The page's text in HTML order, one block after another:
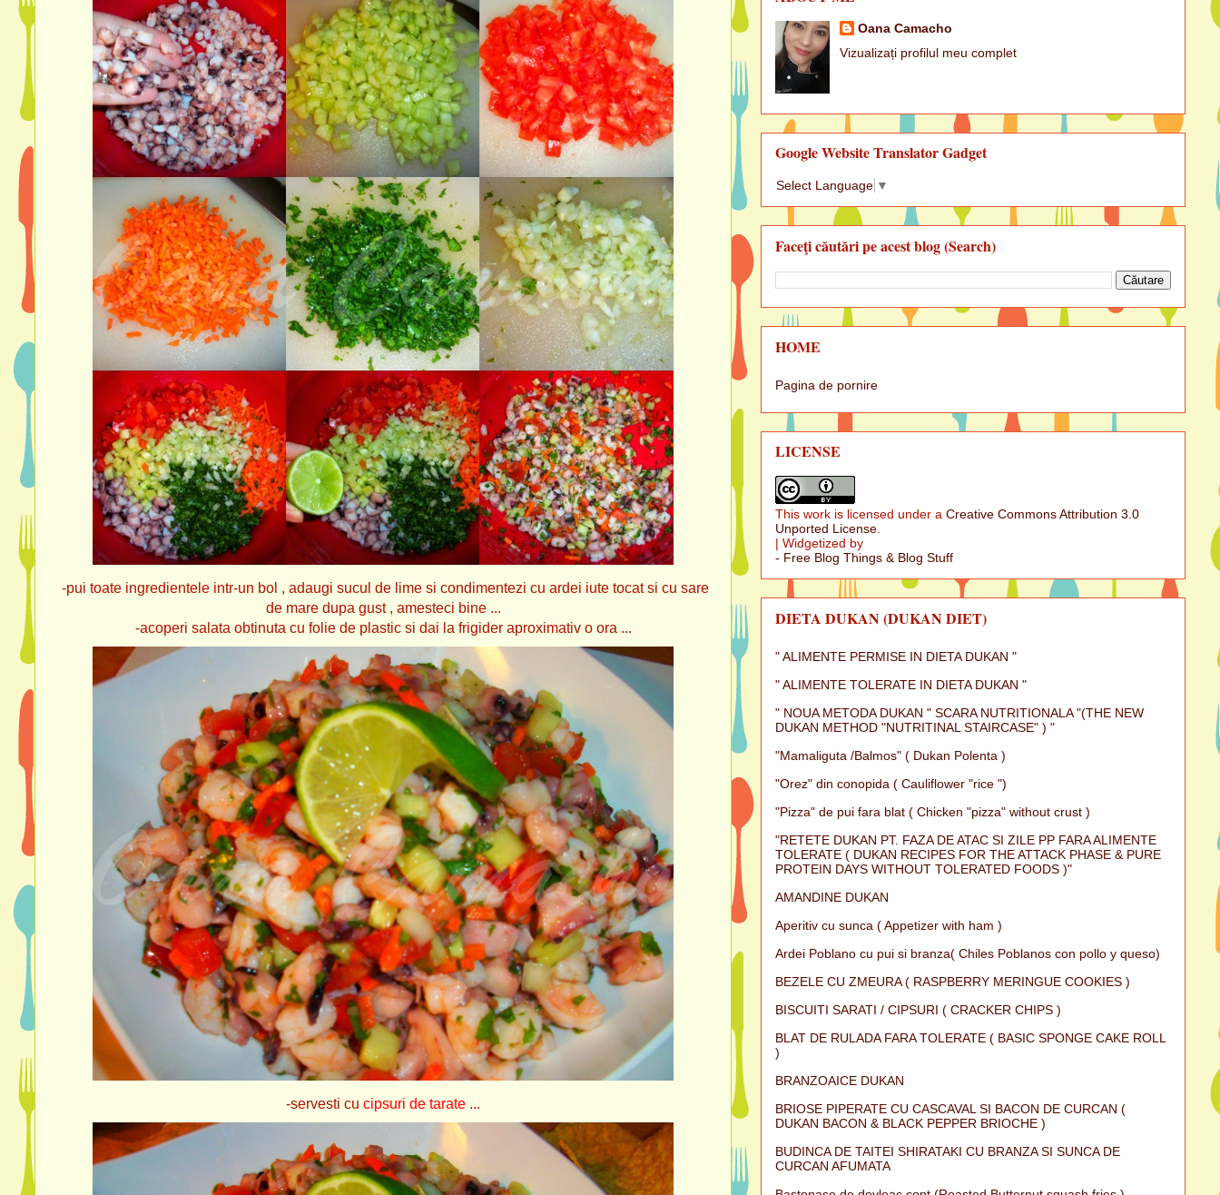
-pui toate ingredientele intr-un bol , adaugi sucul de lime si condimentezi cu ardei iute tocat si cu sare
de mare dupa gust , amesteci bine ...
-acoperi salata obtinuta cu folie de plastic si dai la frigider aproximativ o ora ...
-servesti cu cipsuri de tarate ...
Oana Camacho
Vizualizați profilul meu complet
Google Website Translator Gadget
Select Language ▼
Faceţi căutări pe acest blog (Search)
HOME
Pagina de pornire
LICENSE
This work is licensed under a Creative Commons Attribution 3.0
Unported License.
| Widgetized by
- Free Blog Things & Blog Stuff
DIETA DUKAN (DUKAN DIET)
" ALIMENTE PERMISE IN DIETA DUKAN "
" ALIMENTE TOLERATE IN DIETA DUKAN "
" NOUA METODA DUKAN " SCARA NUTRITIONALA "(THE NEW
DUKAN METHOD "NUTRITINAL STAIRCASE" ) "
"Mamaliguta /Balmos" ( Dukan Polenta )
"Orez" din conopida ( Cauliflower "rice ")
"Pizza" de pui fara blat ( Chicken "pizza" without crust )
"RETETE DUKAN PT. FAZA DE ATAC SI ZILE PP FARA ALIMENTE
TOLERATE ( DUKAN RECIPES FOR THE ATTACK PHASE & PURE
PROTEIN DAYS WITHOUT TOLERATED FOODS )"
AMANDINE DUKAN
Aperitiv cu sunca ( Appetizer with ham )
Ardei Poblano cu pui si branza( Chiles Poblanos con pollo y queso)
BEZELE CU ZMEURA ( RASPBERRY MERINGUE COOKIES )
BISCUITI SARATI / CIPSURI ( CRACKER CHIPS )
BLAT DE RULADA FARA TOLERATE ( BASIC SPONGE CAKE ROLL
)
BRANZOAICE DUKAN
BRIOSE PIPERATE CU CASCAVAL SI BACON DE CURCAN (
DUKAN BACON & BLACK PEPPER BRIOCHE )
BUDINCA DE TAITEI SHIRATAKI CU BRANZA SI SUNCA DE
CURCAN AFUMATA